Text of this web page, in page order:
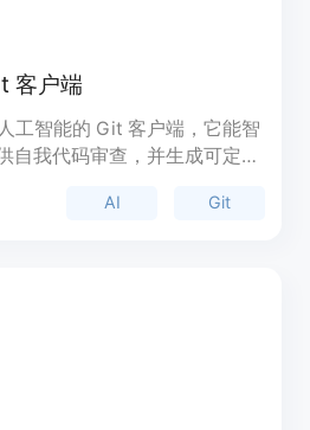
客户端
工智能的 Git 客户端，它能智
自我代码审查，并生成可定制
AI Git